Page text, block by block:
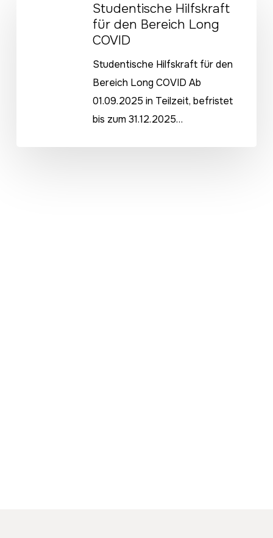
Studentische Hilfskraft
für den Bereich Long
COVID
Studentische Hilfskraft für den
Bereich Long COVID Ab
01.09.2025 in Teilzeit, befristet
bis zum 31.12.2025…